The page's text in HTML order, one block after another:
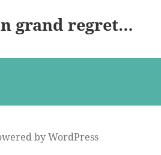
grand regret…
by WordPress